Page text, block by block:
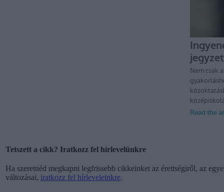
Tetszett a cikk? Iratkozz fel hírlevelünkre
Ha szeretnéd megkapni legfrissebb cikkeinket az érettségiről, az
változásai, iratkozz fel hírleveleinkre.